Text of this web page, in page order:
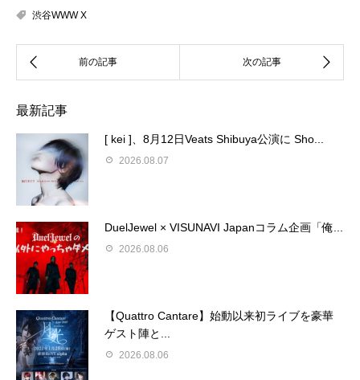
渋谷WWW X
最新記事
[ kei ]、8月12日Veats Shibuya公演に Sho...
2026.08.07
DuelJewel × VISUNAVI Japanコラム企画「俺...
2026.08.06
【Quattro Cantare】始動以来初ライブを豪華
ゲスト陣と...
2026.08.06